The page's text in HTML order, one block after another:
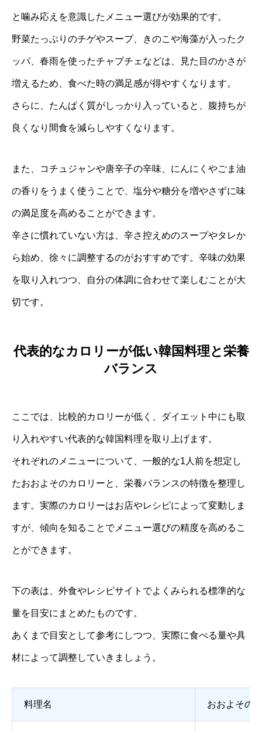
と噛み応えを意識したメニュー選びが効果的です。
野菜たっぷりのチゲやスープ、きのこや海藻が入ったク
ッパ、春雨を使ったチャプチェなどは、見た目のかさが
増えるため、食べた時の満足感が得やすくなります。
さらに、たんぱく質がしっかり入っていると、腹持ちが
良くなり間食を減らしやすくなります。
また、コチュジャンや唐辛子の辛味、にんにくやごま油
の香りをうまく使うことで、塩分や糖分を増やさずに味
の満足度を高めることができます。
辛さに慣れていない方は、辛さ控えめのスープやタレか
ら始め、徐々に調整するのがおすすめです。辛味の効果
を取り入れつつ、自分の体調に合わせて楽しむことが大
切です。
代表的なカロリーが低い韓国料理と栄養
バランス
ここでは、比較的カロリーが低く、ダイエット中にも取
り入れやすい代表的な韓国料理を取り上げます。
それぞれのメニューについて、一般的な1人前を想定し
たおおよそのカロリーと、栄養バランスの特徴を整理し
ます。実際のカロリーはお店やレシピによって変動しま
すが、傾向を知ることでメニュー選びの精度を高めるこ
とができます。
下の表は、外食やレシピサイトでよくみられる標準的な
量を目安にまとめたものです。
あくまで目安として参考にしつつ、実際に食べる量や具
材によって調整していきましょう。
料理名 おおよその